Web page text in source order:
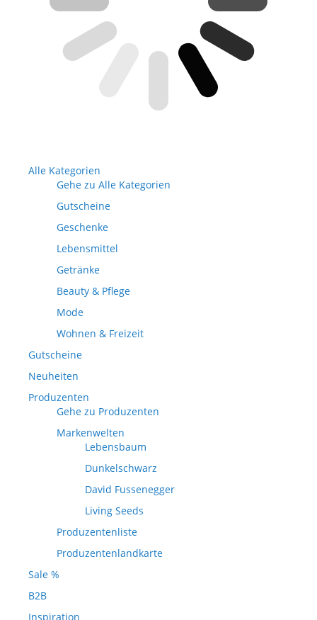
Alle Kategorien
Gehe zu Alle Kategorien
Gutscheine
Geschenke
Lebensmittel
Getränke
Beauty & Pflege
Mode
Wohnen & Freizeit
Gutscheine
Neuheiten
Produzenten
Gehe zu Produzenten
Markenwelten
Lebensbaum
Dunkelschwarz
David Fussenegger
Living Seeds
Produzentenliste
Produzentenlandkarte
Sale %
B2B
Inspiration